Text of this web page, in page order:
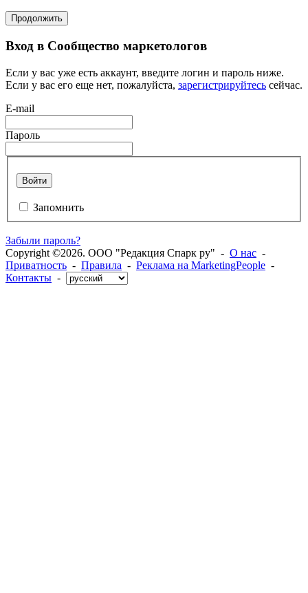
Продолжить
Вход в Сообщество маркетологов
Если у вас уже есть аккаунт, введите логин и пароль ниже.
Если у вас его еще нет, пожалуйста, зарегистрируйтесь сейчас.
E-mail
Пароль
Войти
Запомнить
Забыли пароль?
Copyright ©2026. ООО "Редакция Спарк ру" - О нас -
Приватность - Правила - Реклама на MarketingPeople -
Контакты -